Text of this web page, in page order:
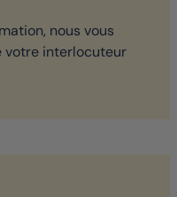
nous vous
votre interlocuteur